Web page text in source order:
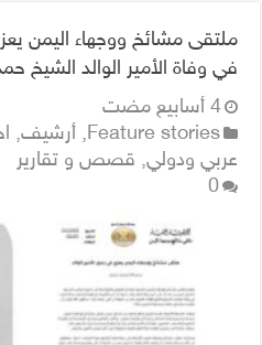
ملتقى مشائخ ووجهاء اليمن
في وفاة الأمير الوالد الشيخ
‏4 أسابيع مضت
Feature stories
,أرشيف,
عربي ودولي, قصص و تقارير
0